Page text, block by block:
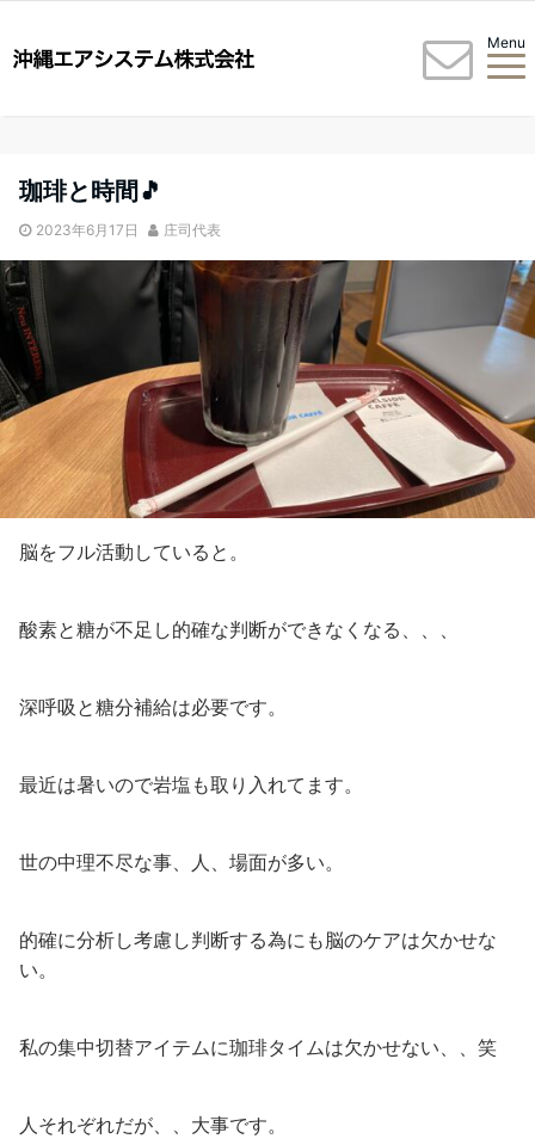
Menu
珈琲と時間🎵
2023年6月17日 庄司代表
脳をフル活動していると。
酸素と糖が不足し的確な判断ができなくなる、、、
深呼吸と糖分補給は必要です。
最近は暑いので岩塩も取り入れてます。
世の中理不尽な事、人、場面が多い。
的確に分析し考慮し判断する為にも脳のケアは欠かせな
い。
私の集中切替アイテムに珈琲タイムは欠かせない、、笑
人それぞれだが、、大事です。